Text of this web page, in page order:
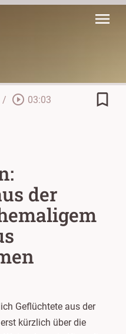
menu
/ play_circle_outline 03:03 bookmark_border
der
Geflüchtete aus der
kürzlich über die